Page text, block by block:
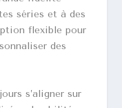
séries et à des
flexible pour
des
s’aligner sur